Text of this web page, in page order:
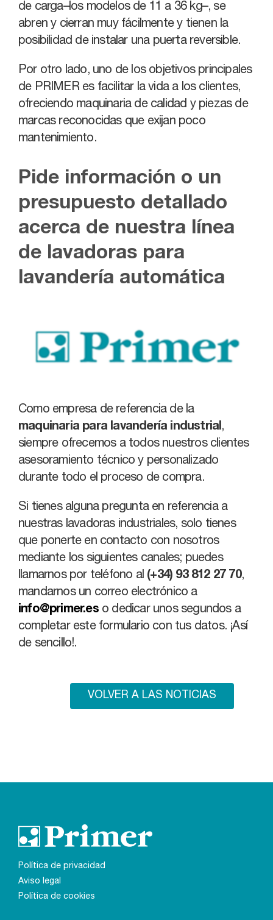
de carga–los modelos de 11 a 36 kg–, se
abren y cierran muy fácilmente y tienen la
posibilidad de instalar una puerta reversible.
Por otro lado, uno de los objetivos principales
de PRIMER es facilitar la vida a los clientes,
ofreciendo maquinaria de calidad y piezas de
marcas reconocidas que exijan poco
mantenimiento.
Pide información o un
presupuesto detallado
acerca de nuestra línea
de lavadoras para
lavandería automática
Como empresa de referencia de la
maquinaria para lavandería industrial,
siempre ofrecemos a todos nuestros clientes
asesoramiento técnico y personalizado
durante todo el proceso de compra.
Si tienes alguna pregunta en referencia a
nuestras lavadoras industriales, solo tienes
que ponerte en contacto con nosotros
mediante los siguientes canales; puedes
llamarnos por teléfono al (+34) 93 812 27 70,
mandarnos un correo electrónico a
info@primer.eso dedicar unos segundos a
completar este formulario con tus datos. ¡Así
de sencillo!.
VOLVER A LAS NOTICIAS
Política de privacidad
Aviso legal
Política de cookies